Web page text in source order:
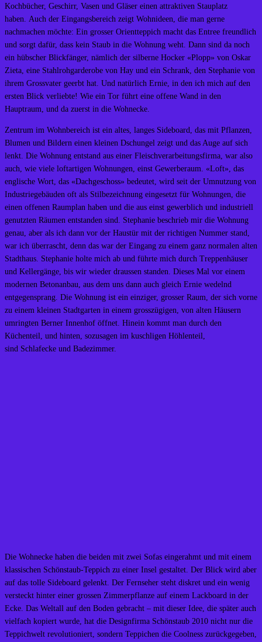
Kochbücher, Geschirr, Vasen und Gläser einen attraktiven Stauplatz
haben. Auch der Eingangsbereich zeigt Wohnideen, die man gerne
nachmachen möchte: Ein grosser Orientteppich macht das Entree freundlich
und sorgt dafür, dass kein Staub in die Wohnung weht. Dann sind da noch
ein hübscher Blickfänger, nämlich der silberne Hocker «Plopp» von Oskar
Zieta, eine Stahlrohgarderobe von Hay und ein Schrank, den Stephanie von
ihrem Grossvater geerbt hat. Und natürlich Ernie, in den ich mich auf den
ersten Blick verliebte! Wie ein Tor führt eine offene Wand in den
Hauptraum, und da zuerst in die Wohnecke.
Zentrum im Wohnbereich ist ein altes, langes Sideboard, das mit Pflanzen,
Blumen und Bildern einen kleinen Dschungel zeigt und das Auge auf sich
lenkt. Die Wohnung entstand aus einer Fleischverarbeitungsfirma, war also
auch, wie viele loftartigen Wohnungen, einst Gewerberaum. «Loft», das
englische Wort, das «Dachgeschoss» bedeutet, wird seit der Umnutzung von
Industriegebäuden oft als Stilbezeichnung eingesetzt für Wohnungen, die
einen offenen Raumplan haben und die aus einst gewerblich und industriell
genutzten Räumen entstanden sind. Stephanie beschrieb mir die Wohnung
genau, aber als ich dann vor der Haustür mit der richtigen Nummer stand,
war ich überrascht, denn das war der Eingang zu einem ganz normalen alten
Stadthaus. Stephanie holte mich ab und führte mich durch Treppenhäuser
und Kellergänge, bis wir wieder draussen standen. Dieses Mal vor einem
modernen Betonanbau, aus dem uns dann auch gleich Ernie wedelnd
entgegensprang. Die Wohnung ist ein einziger, grosser Raum, der sich vorne
zu einem kleinen Stadtgarten in einem grosszügigen, von alten Häusern
umringten Berner Innenhof öffnet. Hinein kommt man durch den
Küchenteil, und hinten, sozusagen im kuschligen Höhlenteil,
sind Schlafecke und Badezimmer.
Die Wohnecke haben die beiden mit zwei Sofas eingerahmt und mit einem
klassischen Schönstaub-Teppich zu einer Insel gestaltet. Der Blick wird aber
auf das tolle Sideboard gelenkt. Der Fernseher steht diskret und ein wenig
versteckt hinter einer grossen Zimmerpflanze auf einem Lackboard in der
Ecke. Das Weltall auf den Boden gebracht – mit dieser Idee, die später auch
vielfach kopiert wurde, hat die Designfirma Schönstaub 2010 nicht nur die
Teppichwelt revolutioniert, sondern Teppichen die Coolness zurückgegeben,